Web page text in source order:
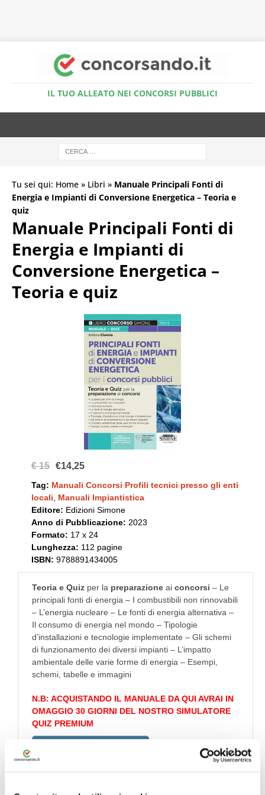
IL TUO ALLEATO NEI CONCORSI PUBBLICI
Tu sei qui: Home » Libri » Manuale Principali Fonti di
Energia e Impianti di Conversione Energetica – Teoria e
quiz
Manuale Principali Fonti di
Energia e Impianti di
Conversione Energetica –
Teoria e quiz
€ 15 €14,25
Tag: Manuali Concorsi Profili tecnici presso gli enti
locali
Manuali Impiantistica
Editore: Edizioni Simone
Anno di Pubblicazione: 2023
Formato: 17 x 24
Lunghezza: 112 pagine
ISBN: 9788891434005
Teoria e Quiz per la preparazione ai concorsi – Le
principali fonti di energia – I combustibili non rinnovabili
– L’energia nucleare – Le fonti di energia alternativa –
Il consumo di energia nel mondo – Tipologie
d’installazioni e tecnologie implementate – Gli schemi
di funzionamento dei diversi impianti – L’impatto
ambientale delle varie forme di energia – Esempi,
schemi, tabelle e immagini
N.B: ACQUISTANDO IL MANUALE DA QUI AVRAI IN
OMAGGIO 30 GIORNI DEL NOSTRO SIMULATORE
QUIZ PREMIUM
Simulatore Quiz in